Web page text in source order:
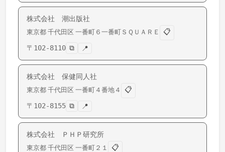
株式会社 潮出版社
東京都 千代田区 一番町 ６一番町ＳＱＵＡＲＥ
📋
〒 102-8110 ⧉ 📍
株式会社 保健同人社
東京都 千代田区 一番町 ４番地４
📋
〒 102-8155 ⧉ 📍
株式会社 ＰＨＰ研究所
東京都 千代田区 一番町 ２１
📋